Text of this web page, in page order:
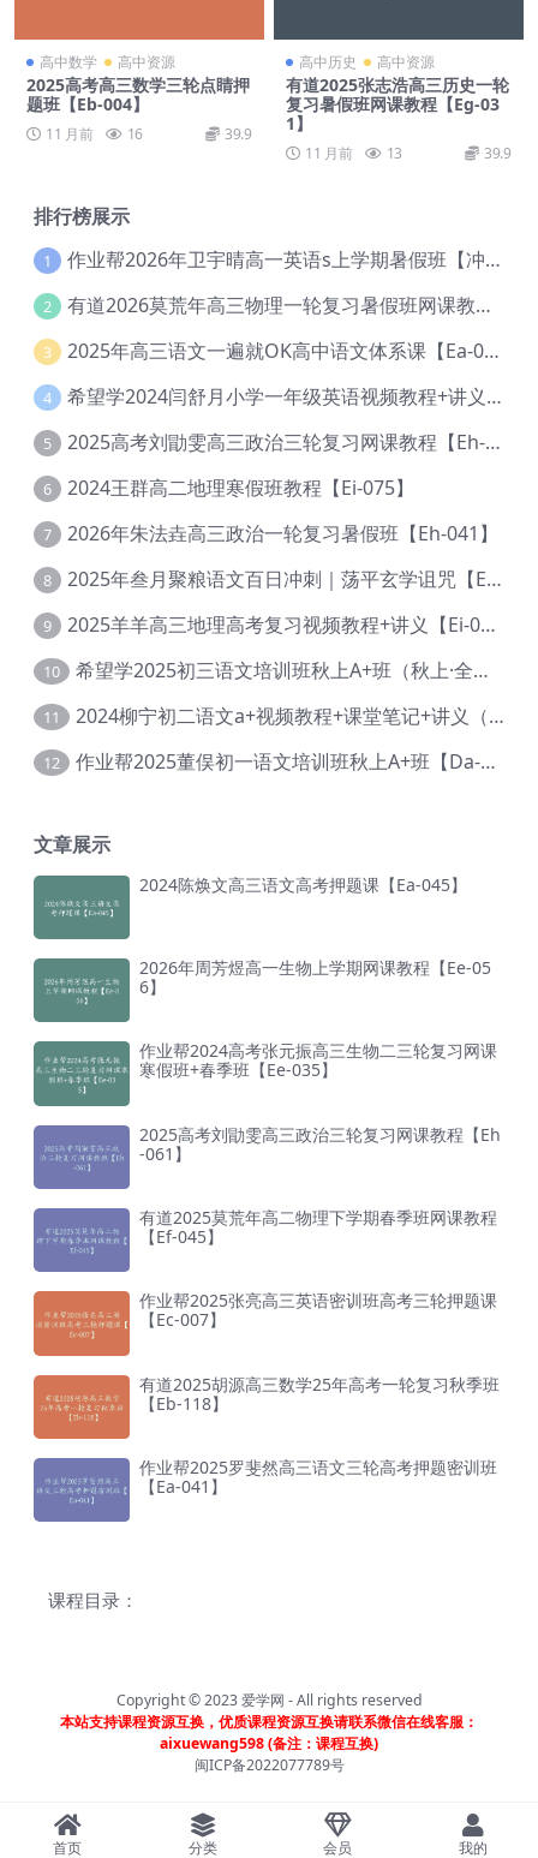
高中数学 高中资源
2025高考高三数学三轮点睛押
题班【Eb-004】
11 月前 16 39.9
高中历史 高中资源
有道2025张志浩高三历史一轮
复习暑假班网课教程【Eg-03
1】
11 月前 13 39.9
排行榜展示
1 作业帮2026年卫宇晴高一英语s上学期暑假班【冲顶班】【Ec-003】
2 有道2026莫荒年高三物理一轮复习暑假班网课教程【Ef-044】
3 2025年高三语文一遍就OK高中语文体系课【Ea-028】
4 希望学2024闫舒月小学一年级英语视频教程+讲义【Cc-004】
5 2025高考刘勖雯高三政治三轮复习网课教程【Eh-061】
6 2024王群高二地理寒假班教程【Ei-075】
7 2026年朱法垚高三政治一轮复习暑假班【Eh-041】
8 2025年叁月聚粮语文百日冲刺｜荡平玄学诅咒【Ea-001】
9 2025羊羊高三地理高考复习视频教程+讲义【Ei-051】
10 希望学2025初三语文培训班秋上A+班（秋上·全国版·A+）【Da-031】
11 2024柳宁初二语文a+视频教程+课堂笔记+讲义（暑假班+秋季班）【Da-003】
12 作业帮2025董俣初一语文培训班秋上A+班【Da-038】
文章展示
2024陈焕文高三语文高考押题课【Ea-045】
2026年周芳煜高一生物上学期网课教程【Ee-05
6】
作业帮2024高考张元振高三生物二三轮复习网课
寒假班+春季班【Ee-035】
2025高考刘勖雯高三政治三轮复习网课教程【Eh
-061】
有道2025莫荒年高二物理下学期春季班网课教程
【Ef-045】
作业帮2025张亮高三英语密训班高考三轮押题课
【Ec-007】
有道2025胡源高三数学25年高考一轮复习秋季班
【Eb-118】
作业帮2025罗斐然高三语文三轮高考押题密训班
【Ea-041】
课程目录：
Copyright © 2023爱学网 - All rights reserved
本站支持课程资源互换，优质课程资源互换请联系微信在线客服：
aixuewang598 (备注：课程互换)
闽ICP备2022077789号
首页 分类 会员 我的